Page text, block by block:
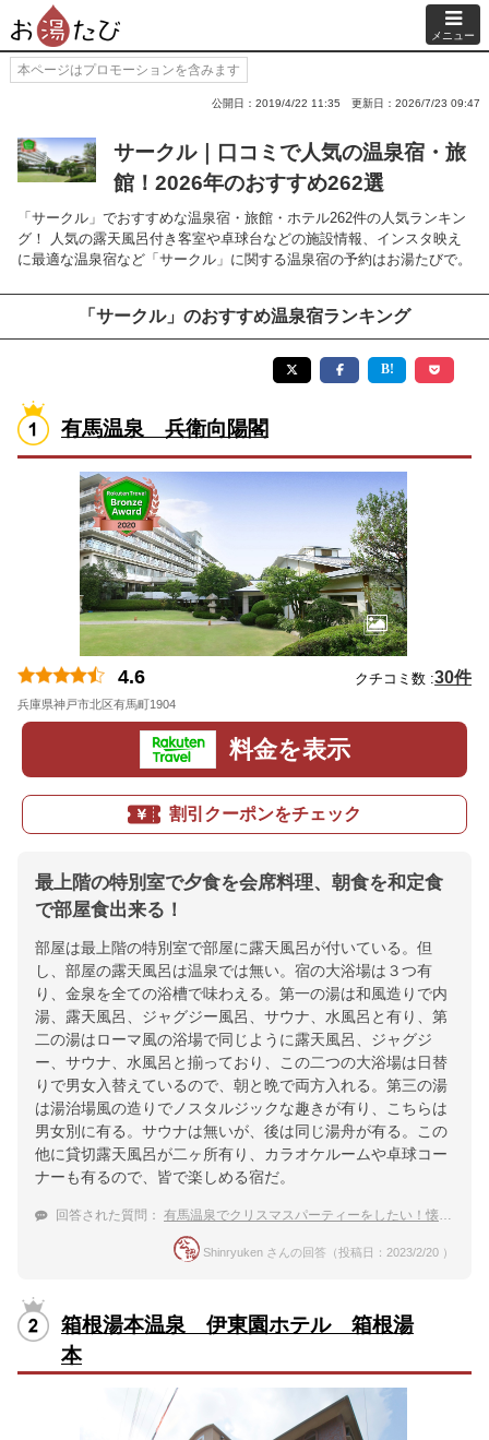
メニュー
本ページはプロモーションを含みます
公開日：2019/4/22 11:35 更新日：2026/7/23 09:47
サークル｜口コミで人気の温泉宿・旅
館！2026年のおすすめ262選
「サークル」でおすすめな温泉宿・旅館・ホテル262件の人気ランキン
グ！ 人気の露天風呂付き客室や卓球台などの施設情報、インスタ映え
に最適な温泉宿など「サークル」に関する温泉宿の予約はお湯たびで。
「サークル」のおすすめ温泉宿ランキング
有馬温泉 兵衛向陽閣
4.6 クチコミ数 :30件
兵庫県神戸市北区有馬町1904
料金を表示
割引クーポンをチェック
最上階の特別室で夕食を会席料理、朝食を和定食
で部屋食出来る！
部屋は最上階の特別室で部屋に露天風呂が付いている。但
し、部屋の露天風呂は温泉では無い。宿の大浴場は３つ有
り、金泉を全ての浴槽で味わえる。第一の湯は和風造りで内
湯、露天風呂、ジャグジー風呂、サウナ、水風呂と有り、第
二の湯はローマ風の浴場で同じように露天風呂、ジャグジ
ー、サウナ、水風呂と揃っており、この二つの大浴場は日替
りで男女入替えているので、朝と晩で両方入れる。第三の湯
は湯治場風の造りでノスタルジックな趣きが有り、こちらは
男女別に有る。サウナは無いが、後は同じ湯舟が有る。この
他に貸切露天風呂が二ヶ所有り、カラオケルームや卓球コー
ナーも有るので、皆で楽しめる宿だ。
回答された質問： 有馬温泉でクリスマスパーティーをしたい！懐石料理を部屋だししてくれる宿はありますか？
Shinryuken さんの回答（投稿日：2023/2/20 ）
箱根湯本温泉 伊東園ホテル 箱根湯
本